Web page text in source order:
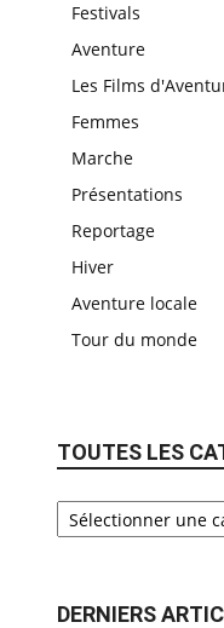
Festivals
Aventure
Les Films
Femmes
Marche
Présentations
Reportage
Hiver
Aventure locale
Tour du monde
TOUTES LES
DERNIERS